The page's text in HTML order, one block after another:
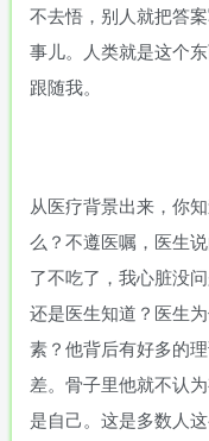
不去悟，别人就把答
事儿。人类就是这个
跟随我。
从医疗背景出来，你
么？不遵医嘱，医生
了不吃了，我心脏没
还是医生知道？医生
素？他背后有好多的
差。骨子里他就不认
是自己。这是多数人